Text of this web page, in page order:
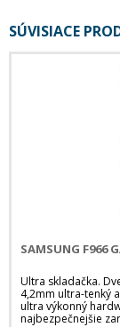
SÚVISIACE
SAMSUNG F966
Ultra skladačka.
4,2mm ultra-tenký
ultra výkonný
najbezpečnejšie